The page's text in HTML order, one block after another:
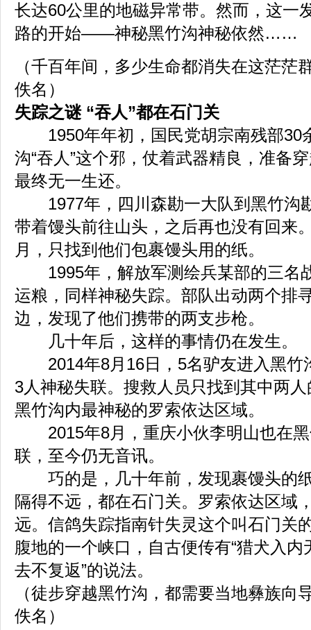
长达60公里的地磁异常带。然而，这一
路的开始——神秘黑竹沟神秘依然……
（千百年间，多少生命都消失在这茫
佚名 ）
失踪之谜 “吞人”都在石门关
1950年年初，国民党胡宗南残部30
沟“吞人”这个邪，仗着武器精良，准备
最终无一生还。
1977年，四川森勘一大队到黑竹沟
带着馒头前往山头，之后再也没有回来
月，只找到他们包裹馒头用的纸。
1995年，解放军测绘兵某部的三名
运粮，同样神秘失踪。部队出动两个排
边，发现了他们携带的两支步枪。
几十年后，这样的事情仍在发生。
2014年8月16日，5名驴友进入黑竹
3人神秘失联。搜救人员只找到其中两
黑竹沟内最神秘的罗索依达区域。
2015年8月，重庆小伙李明山也在黑
联，至今仍无音讯。
巧的是，几十年前，发现裹馒头的
隔得不远，都在石门关。罗索依达区域
远。信鸽失踪指南针失灵这个叫石门关
腹地的一个峡口，自古便传有“猎犬入内
去不复返”的说法。
（徒步穿越黑竹沟，都需要当地彝族
佚名）